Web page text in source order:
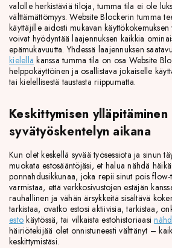
valolle herkistäviä tiloja, tumma tila ei ole
välttämättömyys. Website Blockerin tumma
käyttäjille aidosti mukavan
voivat hyödyntää laajennuksen kaikkia
epämukavuutta. Yhdessä laajennuksen
kielellä kanssa tumma tila on osa Website
helppokäyttöinen ja osallistava jokaiselle
tai kielellisestä taustasta riippumatta.
Keskittymisen ylläpitäminen
syvätyöskentelyn aikana
Kun olet keskellä syvää työsessiota ja sinun
muokata estosääntöjäsi, et halua nähdä
ponnahdusikkunaa, joka repii sinut pois flow-
varmistaa, että verkkosivustojen estäjän
rauhallinen ja vähän ärsykkeitä sisältävä
tarkistaa, ovatko estosi aktiivisia, tarkistaa,
esto käytössä, tai vilkaista estohistoriaasi
häiriötekijää olet onnistuneesti välttänyt –
keskittymistäsi.